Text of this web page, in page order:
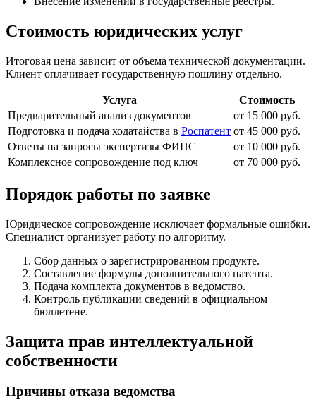
Стоимость юридических услуг
Итоговая цена зависит от объема технической документации.
Клиент оплачивает государственную пошлину отдельно.
Услуга
Стоимость
Предварительный анализ документов
от 15 000 руб.
Подготовка и подача ходатайства в Роспатент от 45 000 руб.
Ответы на запросы экспертизы ФИПС
от 10 000 руб.
Комплексное сопровождение под ключ
от 70 000 руб.
Порядок работы по заявке
Юридическое сопровождение исключает формальные ошибки.
Специалист организует работу по алгоритму.
Сбор данных о зарегистрированном продукте.
Составление формулы дополнительного патента.
Подача комплекта документов в ведомство.
Контроль публикации сведений в официальном
бюллетене.
Защита прав интеллектуальной
собственности
Причины отказа ведомства